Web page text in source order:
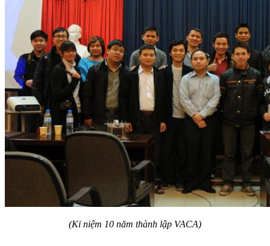
(Kỉ niệm 10 năm thành lập VACA)